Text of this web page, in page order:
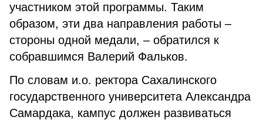
участником этой программы. Таким
образом, эти два направления работы –
стороны одной медали, – обратился к
собравшимся Валерий Фальков.
По словам и.о. ректора Сахалинского
государственного университета Александра
Самардака, кампус должен развиваться